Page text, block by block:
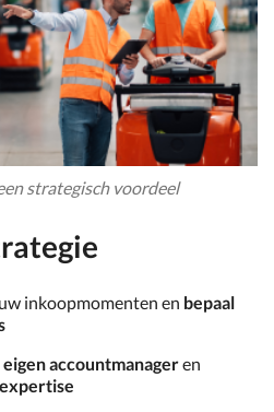
strategisch voordeel
uw inkoopmomenten en bepaal
eigen accountmanageren